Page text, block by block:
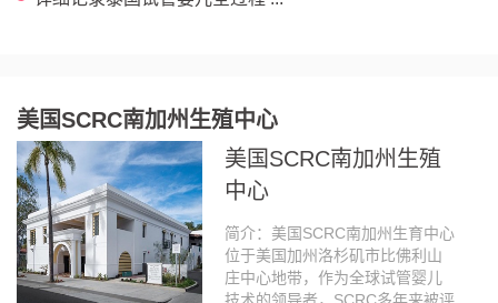
美国SCRC南加州生殖中心
美国SCRC南加州生殖
中心
简介：美国SCRC南加州生育中心
位于美国加州洛杉矶市比佛利山
庄中心地带，作为全球试管婴儿